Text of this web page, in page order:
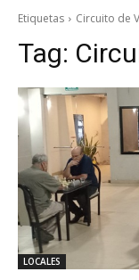
Etiquetas Circuito de
Tag:
LOCALES